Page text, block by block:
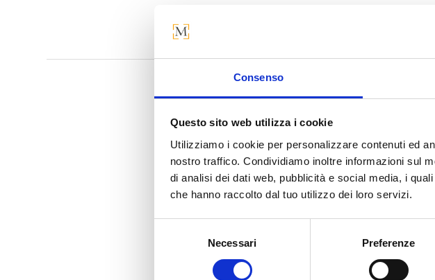
Consenso
Questo sito web utilizza i cookie
Utilizziamo i cookie per personalizzare contenuti ed
nostro traffico. Condividiamo inoltre informazioni sul
di analisi dei dati web, pubblicità e social media, i
che hanno raccolto dal tuo utilizzo dei loro servizi.
Necessari Preferenze
Per saperne di più
La sedia Bellinzona con struttura in
Il design essenziale si adatta a diversi
La seduta è comoda e ben rifinita,